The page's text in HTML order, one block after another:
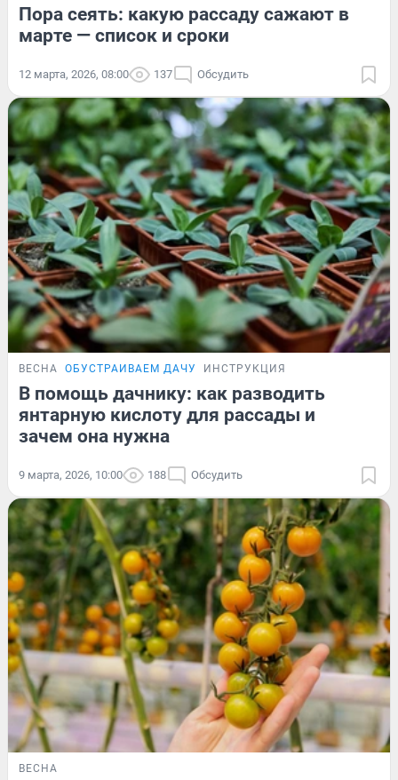
Пора сеять: какую рассаду сажают в
марте — список и сроки
12 марта, 2026, 08:00 137 Обсудить
ВЕСНА ОБУСТРАИВАЕМ ДАЧУ ИНСТРУКЦИЯ
В помощь дачнику: как разводить
янтарную кислоту для рассады и
зачем она нужна
9 марта, 2026, 10:00 188 Обсудить
ВЕСНА